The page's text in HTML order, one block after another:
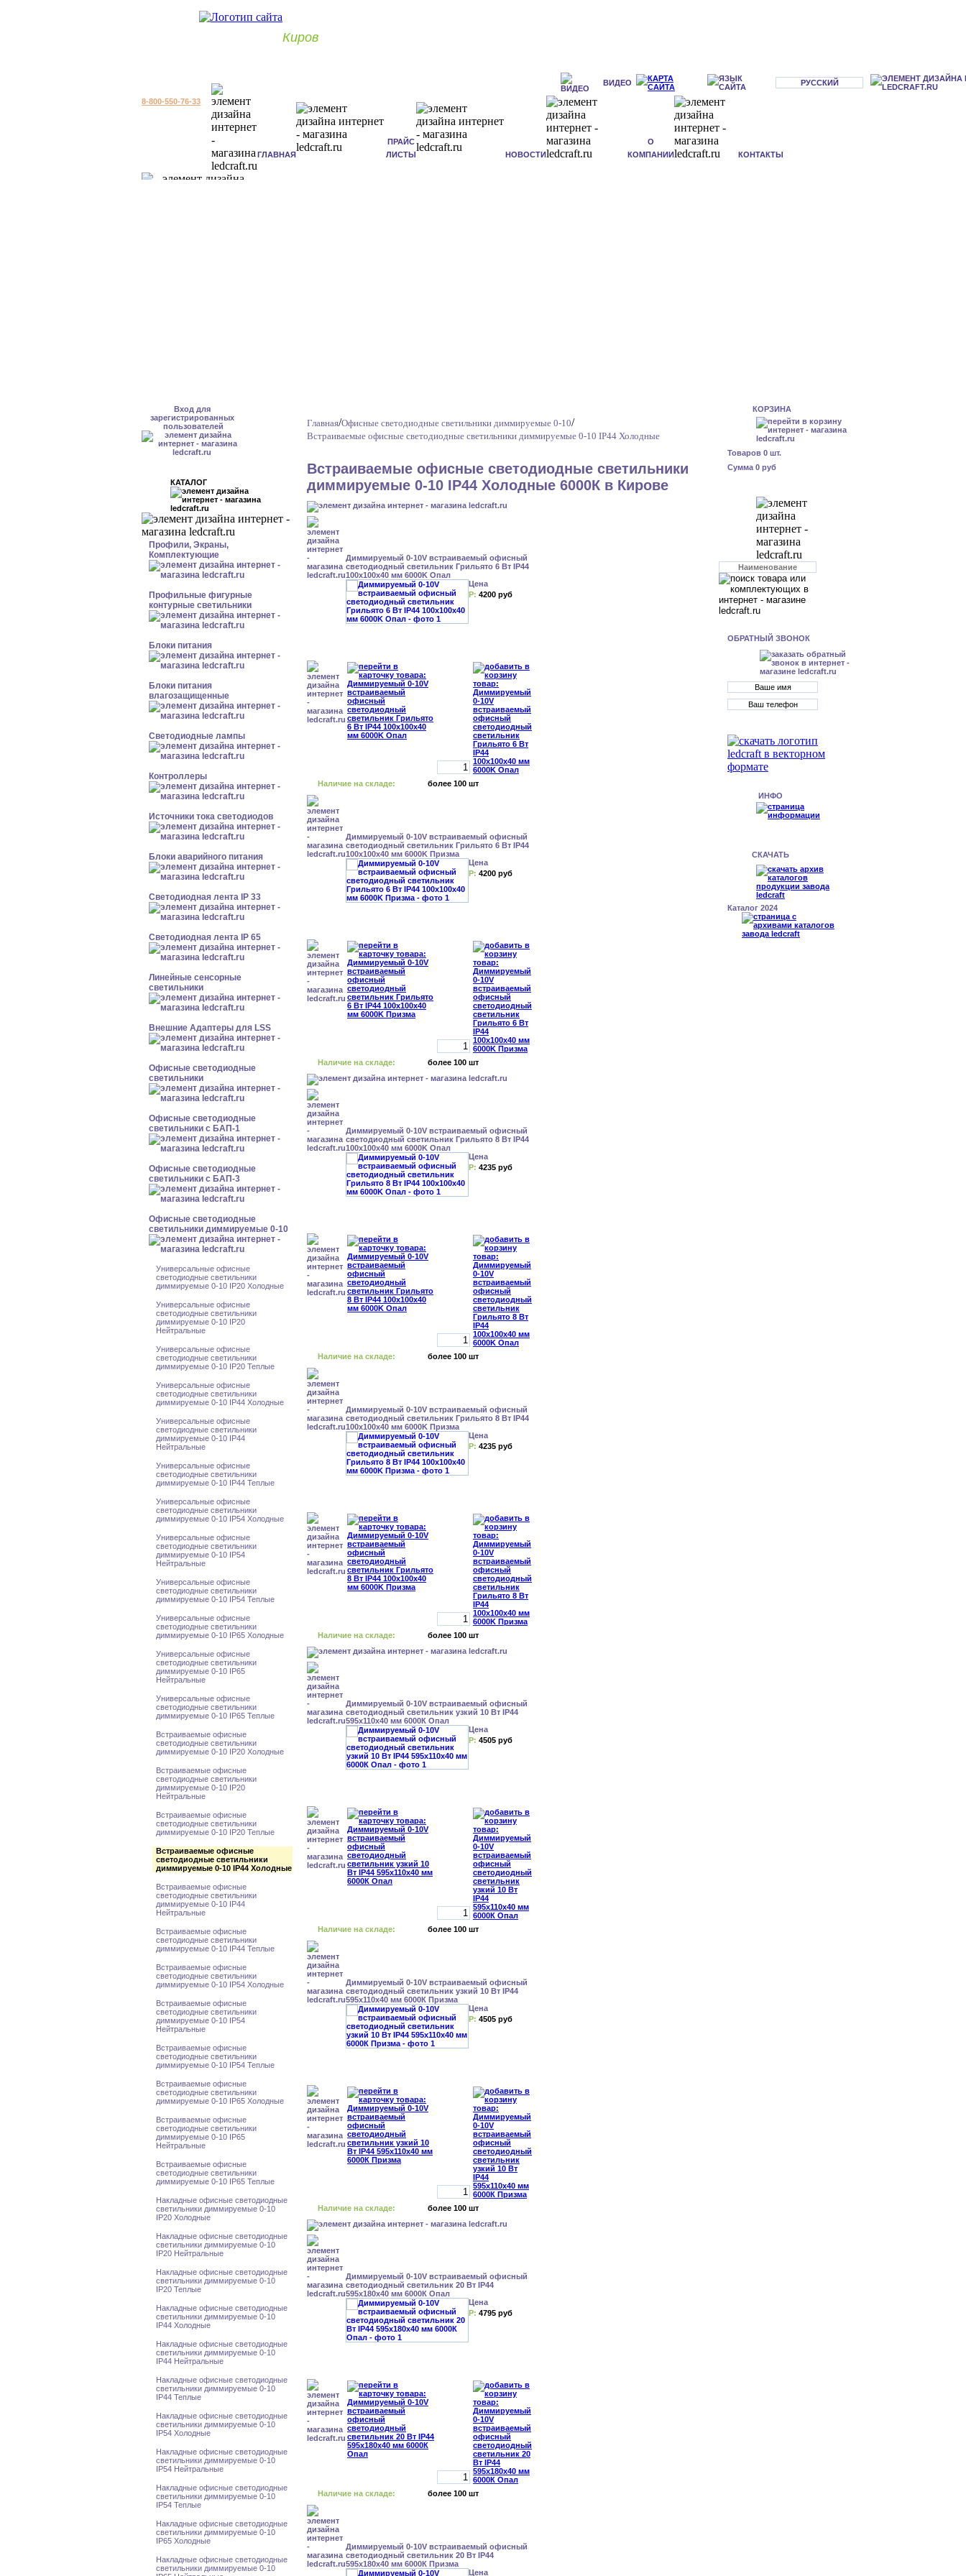
Киров
ВИДЕО РУССКИЙ
8-800-550-76-33
ГЛАВНАЯ
ПРАЙС
ЛИСТЫ
НОВОСТИ
О
КОМПАНИИ
КОНТАКТЫ
Вход для
зарегистрированных
пользователей
КАТАЛОГ
Профили, Экраны,
Комплектующие
Профильные фигурные
контурные светильники
Блоки питания
Блоки питания
влагозащищенные
Светодиодные лампы
Контроллеры
Источники тока светодиодов
Блоки аварийного питания
Светодиодная лента IP 33
Светодиодная лента IP 65
Линейные сенсорные
светильники
Внешние Адаптеры для LSS
Офисные светодиодные
светильники
Офисные светодиодные
светильники с БАП-1
Офисные светодиодные
светильники с БАП-3
Офисные светодиодные
светильники диммируемые 0-10
Универсальные офисные
светодиодные светильники
диммируемые 0-10 IP20 Холодные
Универсальные офисные
светодиодные светильники
диммируемые 0-10 IP20
Нейтральные
Универсальные офисные
светодиодные светильники
диммируемые 0-10 IP20 Теплые
Универсальные офисные
светодиодные светильники
диммируемые 0-10 IP44 Холодные
Универсальные офисные
светодиодные светильники
диммируемые 0-10 IP44
Нейтральные
Универсальные офисные
светодиодные светильники
диммируемые 0-10 IP44 Теплые
Универсальные офисные
светодиодные светильники
диммируемые 0-10 IP54 Холодные
Универсальные офисные
светодиодные светильники
диммируемые 0-10 IP54
Нейтральные
Универсальные офисные
светодиодные светильники
диммируемые 0-10 IP54 Теплые
Универсальные офисные
светодиодные светильники
диммируемые 0-10 IP65 Холодные
Универсальные офисные
светодиодные светильники
диммируемые 0-10 IP65
Нейтральные
Универсальные офисные
светодиодные светильники
диммируемые 0-10 IP65 Теплые
Встраиваемые офисные
светодиодные светильники
диммируемые 0-10 IP20 Холодные
Встраиваемые офисные
светодиодные светильники
диммируемые 0-10 IP20
Нейтральные
Встраиваемые офисные
светодиодные светильники
диммируемые 0-10 IP20 Теплые
Встраиваемые офисные
светодиодные светильники
диммируемые 0-10 IP44 Холодные
Встраиваемые офисные
светодиодные светильники
диммируемые 0-10 IP44
Нейтральные
Встраиваемые офисные
светодиодные светильники
диммируемые 0-10 IP44 Теплые
Встраиваемые офисные
светодиодные светильники
диммируемые 0-10 IP54 Холодные
Встраиваемые офисные
светодиодные светильники
диммируемые 0-10 IP54
Нейтральные
Встраиваемые офисные
светодиодные светильники
диммируемые 0-10 IP54 Теплые
Встраиваемые офисные
светодиодные светильники
диммируемые 0-10 IP65 Холодные
Встраиваемые офисные
светодиодные светильники
диммируемые 0-10 IP65
Нейтральные
Встраиваемые офисные
светодиодные светильники
диммируемые 0-10 IP65 Теплые
Накладные офисные светодиодные
светильники диммируемые 0-10
IP20 Холодные
Накладные офисные светодиодные
светильники диммируемые 0-10
IP20 Нейтральные
Накладные офисные светодиодные
светильники диммируемые 0-10
IP20 Теплые
Накладные офисные светодиодные
светильники диммируемые 0-10
IP44 Холодные
Накладные офисные светодиодные
светильники диммируемые 0-10
IP44 Нейтральные
Накладные офисные светодиодные
светильники диммируемые 0-10
IP44 Теплые
Накладные офисные светодиодные
светильники диммируемые 0-10
IP54 Холодные
Накладные офисные светодиодные
светильники диммируемые 0-10
IP54 Нейтральные
Накладные офисные светодиодные
светильники диммируемые 0-10
IP54 Теплые
Накладные офисные светодиодные
светильники диммируемые 0-10
IP65 Холодные
Накладные офисные светодиодные
светильники диммируемые 0-10
Главная/Офисные светодиодные светильники диммируемые 0-10/
Встраиваемые офисные светодиодные светильники диммируемые 0-10 IP44 Холодные
Встраиваемые офисные светодиодные светильники
диммируемые 0-10 IP44 Холодные 6000К в Кирове
Диммируемый 0-10V встраиваемый офисный
светодиодный светильник Грильято 6 Вт IP44
100x100x40 мм 6000K Опал
Цена
Р: 4200 руб
Наличие на складе: более 100 шт
Диммируемый 0-10V встраиваемый офисный
светодиодный светильник Грильято 6 Вт IP44
100x100x40 мм 6000K Призма
Цена
Р: 4200 руб
Наличие на складе: более 100 шт
Диммируемый 0-10V встраиваемый офисный
светодиодный светильник Грильято 8 Вт IP44
100x100x40 мм 6000K Опал
Цена
Р: 4235 руб
Наличие на складе: более 100 шт
Диммируемый 0-10V встраиваемый офисный
светодиодный светильник Грильято 8 Вт IP44
100x100x40 мм 6000K Призма
Цена
Р: 4235 руб
Наличие на складе: более 100 шт
Диммируемый 0-10V встраиваемый офисный
светодиодный светильник узкий 10 Вт IP44
595x110x40 мм 6000К Опал
Цена
Р: 4505 руб
Наличие на складе: более 100 шт
Диммируемый 0-10V встраиваемый офисный
светодиодный светильник узкий 10 Вт IP44
595x110x40 мм 6000К Призма
Цена
Р: 4505 руб
Наличие на складе: более 100 шт
Диммируемый 0-10V встраиваемый офисный
светодиодный светильник 20 Вт IP44
595x180x40 мм 6000К Опал
Цена
Р: 4795 руб
Наличие на складе: более 100 шт
Диммируемый 0-10V встраиваемый офисный
светодиодный светильник 20 Вт IP44
595x180x40 мм 6000К Призма
Цена
КОРЗИНА
Товаров 0 шт.
Сумма 0 руб
ОБРАТНЫЙ ЗВОНОК
ИНФО
СКАЧАТЬ
Каталог 2024